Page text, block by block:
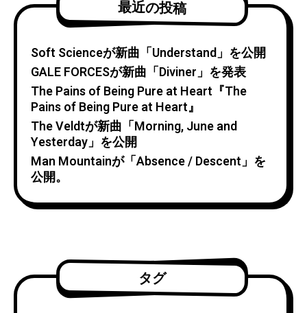
最近の投稿
Soft Scienceが新曲「Understand」を公開
GALE FORCESが新曲「Diviner」を発表
The Pains of Being Pure at Heart『The
Pains of Being Pure at Heart』
The Veldtが新曲「Morning, June and
Yesterday」を公開
Man Mountainが「Absence / Descent」を
公開。
タグ